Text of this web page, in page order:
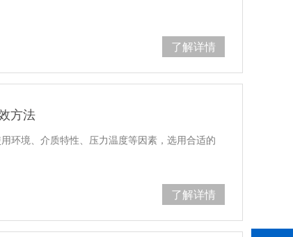
了解详情
方法
环境、介质特性、压力温度等因素，选用合适的
了解详情